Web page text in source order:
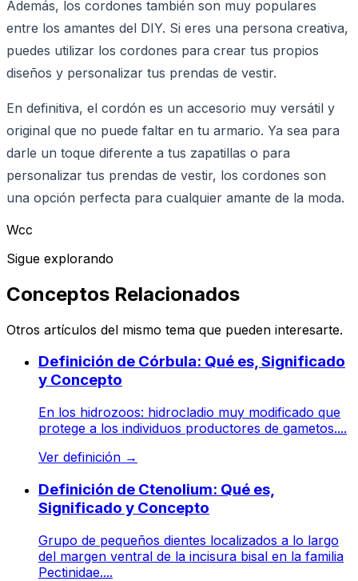
Además, los cordones también son muy populares
entre los amantes del DIY. Si eres una persona creativa,
puedes utilizar los cordones para crear tus propios
diseños y personalizar tus prendas de vestir.
En definitiva, el cordón es un accesorio muy versátil y
original que no puede faltar en tu armario. Ya sea para
darle un toque diferente a tus zapatillas o para
personalizar tus prendas de vestir, los cordones son
una opción perfecta para cualquier amante de la moda.
Wcc
Sigue explorando
Conceptos Relacionados
Otros artículos del mismo tema que pueden interesarte.
Definición de Córbula: Qué es, Significado
y Concepto
En los hidrozoos: hidrocladio muy modificado que
protege a los individuos productores de gametos....
Ver definición →
Definición de Ctenolium: Qué es,
Significado y Concepto
Grupo de pequeños dientes localizados a lo largo
del margen ventral de la incisura bisal en la familia
Pectinidae....